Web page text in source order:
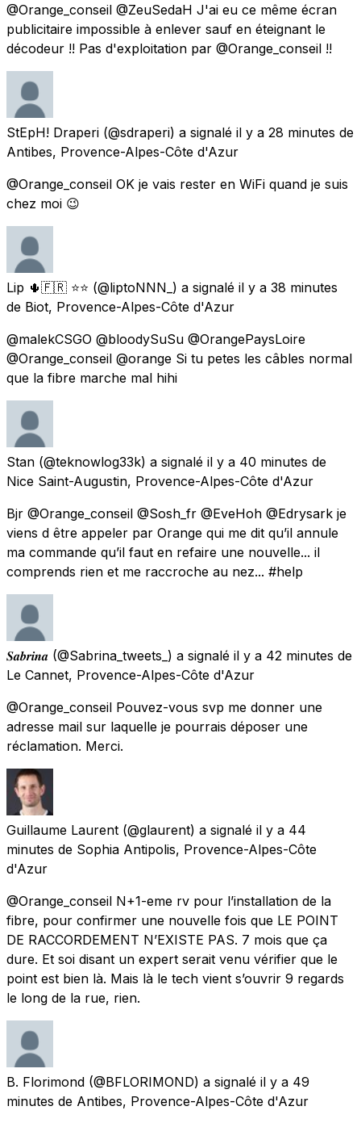
@Orange_conseil @ZeuSedaH J'ai eu ce même écran
publicitaire impossible à enlever sauf en éteignant le
décodeur !! Pas d'exploitation par @Orange_conseil !!
StEpH! Draperi (@sdraperi) a signalé il y a 28 minutes de
Antibes, Provence-Alpes-Côte d'Azur
@Orange_conseil OK je vais rester en WiFi quand je suis
chez moi 😉
Lip 🌵🇫🇷 ⭐⭐ (@liptoNNN_) a signalé il y a 38 minutes
de Biot, Provence-Alpes-Côte d'Azur
@malekCSGO @bloodySuSu @OrangePaysLoire
@Orange_conseil @orange Si tu petes les câbles normal
que la fibre marche mal hihi
Stan (@teknowlog33k) a signalé il y a 40 minutes de
Nice Saint-Augustin, Provence-Alpes-Côte d'Azur
Bjr @Orange_conseil @Sosh_fr @EveHoh @Edrysark je
viens d être appeler par Orange qui me dit qu’il annule
ma commande qu’il faut en refaire une nouvelle... il
comprends rien et me raccroche au nez... #help
𝑺𝒂𝒃𝒓𝒊𝒏𝒂 (@Sabrina_tweets_) a signalé il y a 42 minutes de
Le Cannet, Provence-Alpes-Côte d'Azur
@Orange_conseil Pouvez-vous svp me donner une
adresse mail sur laquelle je pourrais déposer une
réclamation. Merci.
Guillaume Laurent (@glaurent) a signalé il y a 44
minutes de Sophia Antipolis, Provence-Alpes-Côte
d'Azur
@Orange_conseil N+1-eme rv pour l’installation de la
fibre, pour confirmer une nouvelle fois que LE POINT
DE RACCORDEMENT N’EXISTE PAS. 7 mois que ça
dure. Et soi disant un expert serait venu vérifier que le
point est bien là. Mais là le tech vient s’ouvrir 9 regards
le long de la rue, rien.
B. Florimond (@BFLORIMOND) a signalé il y a 49
minutes de Antibes, Provence-Alpes-Côte d'Azur